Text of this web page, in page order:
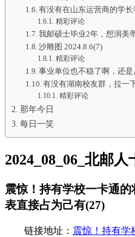
有没有在山东运营商的学
精彩评论
我邮硕士毕业2年，想润美
沙雕图 2024.8.6(7)
精彩评论
事业单位也不稳了啊，还
有没有湖南校友群，拉一
精彩评论
那年今日
每日一笑
2024_08_06_北邮人
震惊！持有学校一卡通
表直接占为己有(27)
链接地址： 震惊！持有学